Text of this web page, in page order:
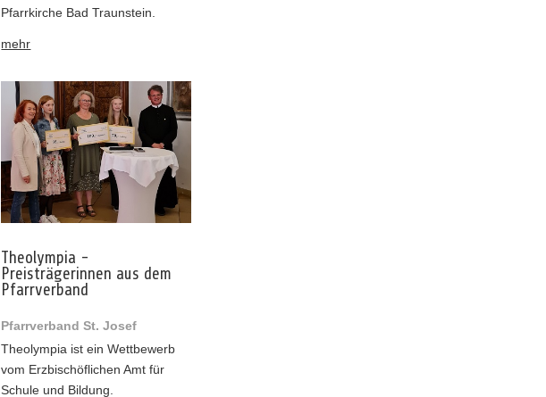
Pfarrkirche Bad Traunstein.
mehr
Theolympia -
Preisträgerinnen aus dem
Pfarrverband
Pfarrverband St. Josef
Theolympia ist ein Wettbewerb
vom Erzbischöflichen Amt für
Schule und Bildung.